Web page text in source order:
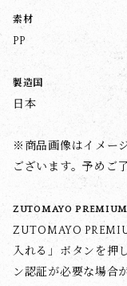
素材
PP
製造国
日本
※商品画像はイメー
ございます。予めご
ZUTOMAYO PREMIUM
ZUTOMAYO
入れる」ボタンを押
ン認証が必要な場合